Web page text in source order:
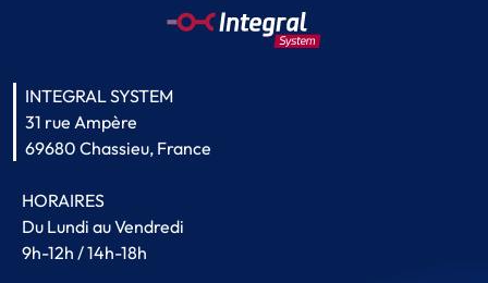
INTEGRAL SYSTEM
31 rue Ampère
69680 Chassieu, France
HORAIRES
Du Lundi au Vendredi
9h-12h / 14h-18h